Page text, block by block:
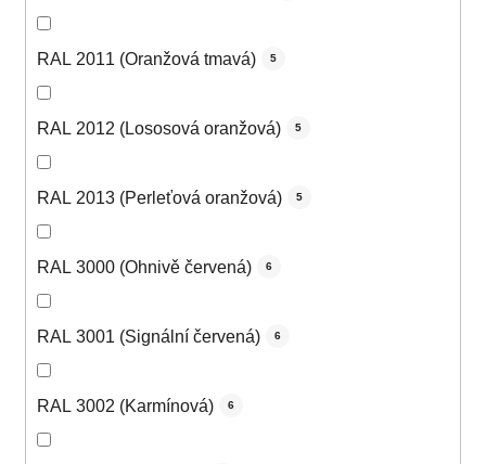
RAL 2011 (Oranžová tmavá) 5
RAL 2012 (Lososová oranžová) 5
RAL 2013 (Perleťová oranžová) 5
RAL 3000 (Ohnivě červená) 6
RAL 3001 (Signální červená) 6
RAL 3002 (Karmínová) 6